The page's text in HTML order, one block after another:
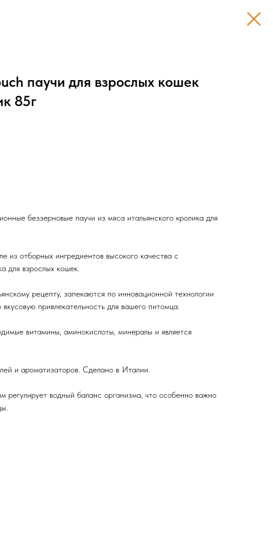
паучи для взрослых кошек
85г
беззерновые паучи из мяса итальянского кролика для
из отборных ингредиентов высокого качества с
для взрослых кошек.
рецепту, запекаются по инновационной технологии
привлекательность для вашего питомца.
витамины, аминокислоты, минералы и является
и ароматизаторов. Сделано в Италии.
регулирует водный баланс организма, что особенно важно